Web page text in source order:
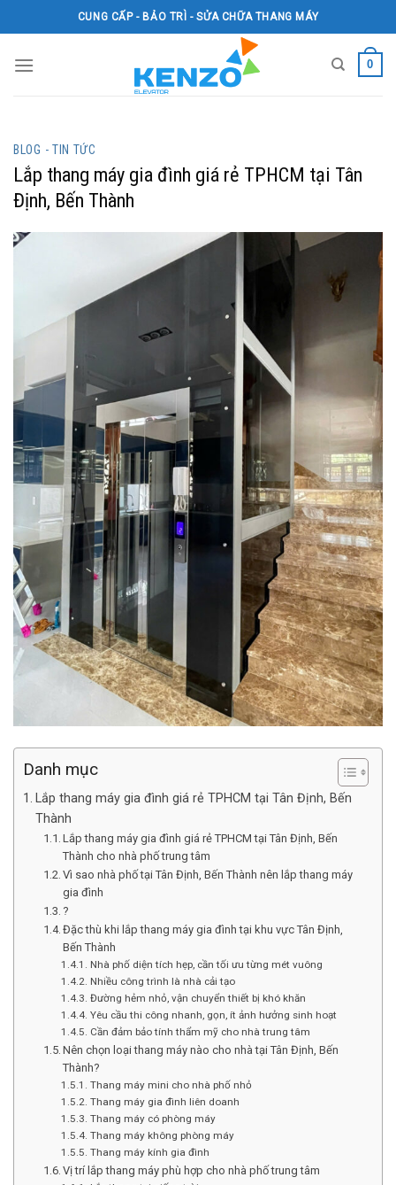
to
CUNG CẤP - BẢO TRÌ - SỬA CHỮA THANG MÁY
0
BLOG - TIN TỨC
Lắp thang máy gia đình giá rẻ TPHCM tại Tân
Định, Bến Thành
Danh mục
Lắp thang máy gia đình giá rẻ TPHCM tại Tân Định, Bến
Thành
Lắp thang máy gia đình giá rẻ TPHCM tại Tân Định, Bến
Thành cho nhà phố trung tâm
Vì sao nhà phố tại Tân Định, Bến Thành nên lắp thang máy
gia đình
?
Đặc thù khi lắp thang máy gia đình tại khu vực Tân Định,
Bến Thành
Nhà phố diện tích hẹp, cần tối ưu từng mét vuông
Nhiều công trình là nhà cải tạo
Đường hẻm nhỏ, vận chuyển thiết bị khó khăn
Yêu cầu thi công nhanh, gọn, ít ảnh hưởng sinh hoạt
Cần đảm bảo tính thẩm mỹ cho nhà trung tâm
Nên chọn loại thang máy nào cho nhà tại Tân Định, Bến
Thành?
Thang máy mini cho nhà phố nhỏ
Thang máy gia đình liên doanh
Thang máy có phòng máy
Thang máy không phòng máy
Thang máy kính gia đình
Vị trí lắp thang máy phù hợp cho nhà phố trung tâm